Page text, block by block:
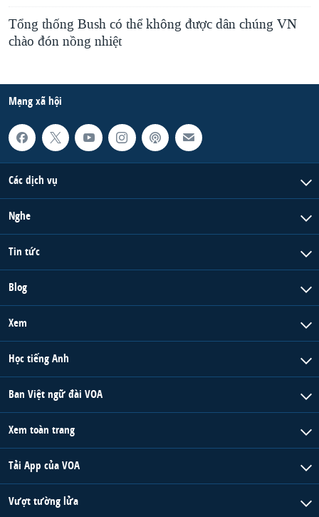
Tổng thống Bush có thể không được dân chúng VN
chào đón nồng nhiệt
Mạng xã hội
Các dịch vụ
Nghe
Tin tức
Blog
Xem
Học tiếng Anh
Ban Việt ngữ đài VOA
Xem toàn trang
Tải App của VOA
Vượt tường lửa